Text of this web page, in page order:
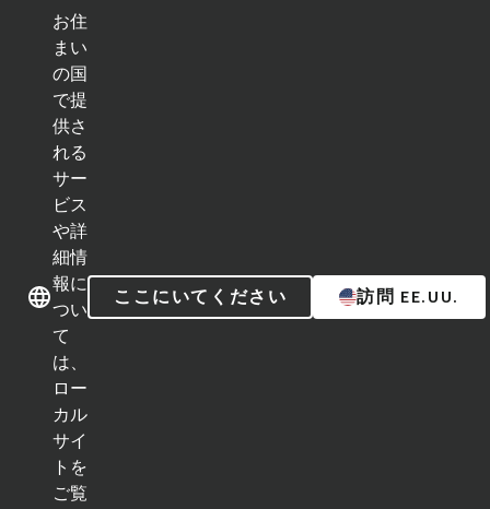
お住
まい
の国
で提
供さ
れる
サー
ビス
や詳
細情
報に
つい
て
は、
ロー
カル
サイ
トを
ご覧
ここにいてください 訪問 EE.UU.
カテゴリー
インプラントライン
補綴補助ツール
インスツルメント＆アクセサリー
Neodent Techniques
Educational Platforms
Kits